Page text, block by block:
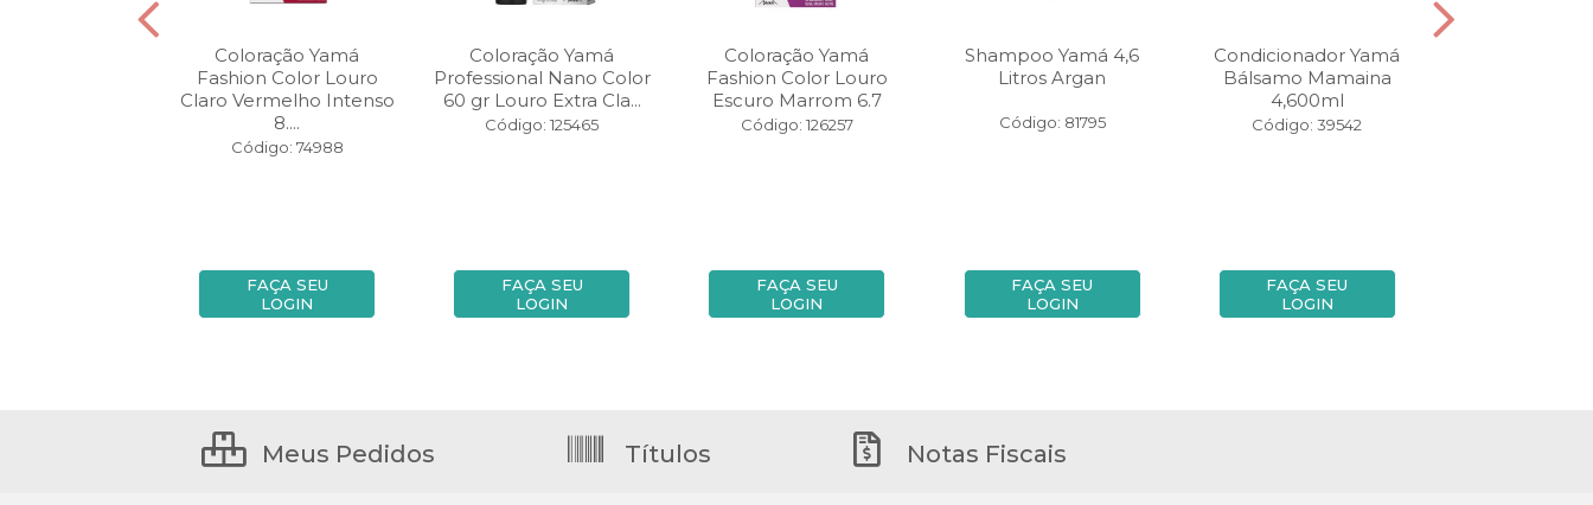
Coloração Yamá
Fashion Color Louro
Claro Vermelho Intenso
8....
Código: 74988
FAÇA SEU
LOGIN
Coloração Yamá
Professional Nano Color
60 gr Louro Extra Cla...
Código: 125465
FAÇA SEU
LOGIN
Coloração Yamá
Fashion Color Louro
Escuro Marrom 6.7
Código: 126257
FAÇA SEU
LOGIN
Shampoo Yamá 4,6
Litros Argan
Código: 81795
FAÇA SEU
LOGIN
Condicionador Yamá
Bálsamo Mamaina
4,600ml
Código: 39542
FAÇA SEU
LOGIN
Meus Pedidos Títulos Notas Fiscais